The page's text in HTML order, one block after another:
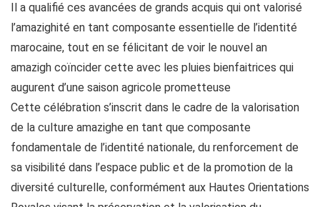
Il a qualifié ces avancées de grands acquis qui ont valorisé
l’amazighité en tant composante essentielle de l’identité
marocaine, tout en se félicitant de voir le nouvel an
amazigh coïncider cette avec les pluies bienfaitrices qui
augurent d’une saison agricole prometteuse
Cette célébration s’inscrit dans le cadre de la valorisation
de la culture amazighe en tant que composante
fondamentale de l’identité nationale, du renforcement de
sa visibilité dans l’espace public et de la promotion de la
diversité culturelle, conformément aux Hautes Orientations